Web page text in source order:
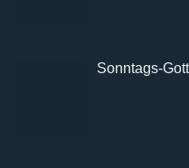
Sonntags-